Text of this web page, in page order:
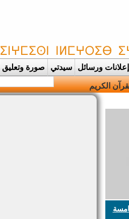
إعلانات ورسائل سيدتي صورة وتعليق
الكريم